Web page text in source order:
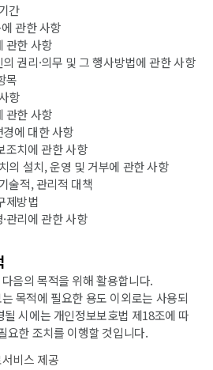
간
관한 사항
관한 사항
권리·의무 및 그 행사방법에 관한 사항
목
항
관한 사항
에 대한 사항
조치에 관한 사항
의 설치, 운영 및 거부에 관한 사항
술적, 관리적 대책
제방법
관리에 관한 사항
음의 목적을 위해 활용합니다.
목적에 필요한 용도 이외로는 사용되
시에는 개인정보보호법 제18조에 따
요한 조치를 이행할 것입니다.
비스 제공